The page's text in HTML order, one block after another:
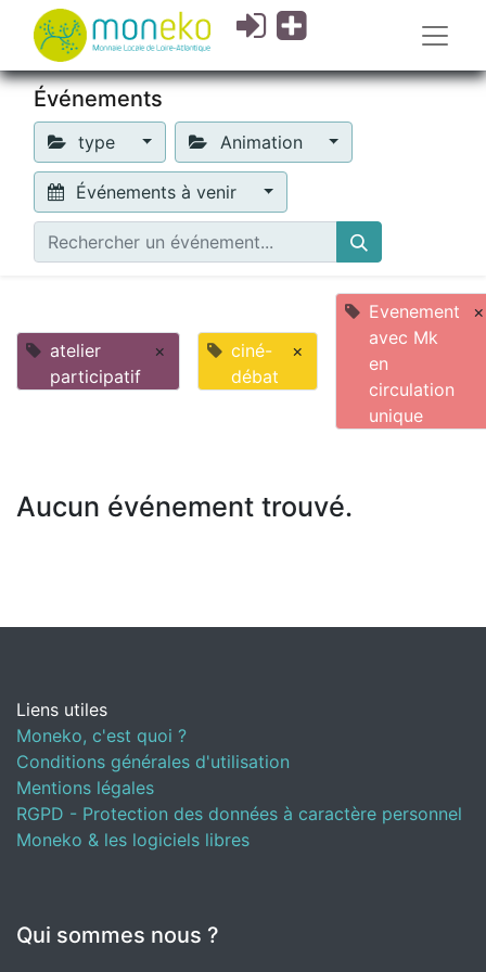
Événements
type Animation
Événements à venir
atelier
participatif
×
ciné-
débat
×
Evenement
avec Mk
en
circulation
unique
×
Aucun événement trouvé.
Liens utiles
Moneko, c'est quoi ?
Conditions générales d'utilisation
Mentions légales
RGPD - Protection des données à caractère personnel
Moneko & les logiciels libres
Qui sommes nous ?